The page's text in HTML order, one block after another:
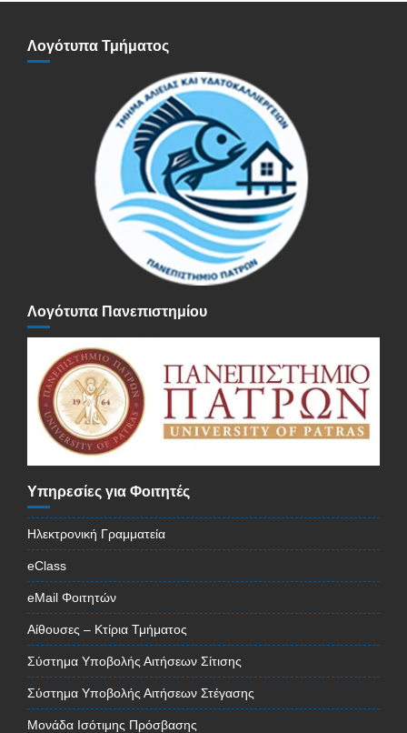
Λογότυπα Τμήματος
Λογότυπα Πανεπιστημίου
Υπηρεσίες για Φοιτητές
Ηλεκτρονική Γραμματεία
eClass
eMail Φοιτητών
Αίθουσες – Κτίρια Τμήματος
Σύστημα Υποβολής Αιτήσεων Σίτισης
Σύστημα Υποβολής Αιτήσεων Στέγασης
Μονάδα Ισότιμης Πρόσβασης